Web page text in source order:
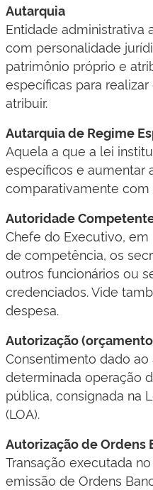
Autarquia
Entidade administrativa
com personalidade
patrimônio próprio e
específicas para
atribuir.
Autarquia de Regime
Aquela a que a lei
específicos e aumentar
comparativamente com
Autoridade
Chefe do Executivo,
de competência, os
outros funcionários ou
credenciados. Vide
despesa.
Autorização
Consentimento dado
determinada operação
pública, consignada na
(LOA).
Autorização de Ordens
Transação executada
emissão de Ordens